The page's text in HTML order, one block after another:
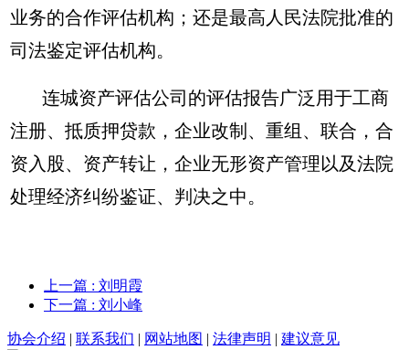
业务的合作评估机构；还是最高人民法院批准的
司法鉴定评估机构。
连城资产评估公司的评估报告广泛用于工商
注册、抵质押贷款，企业改制、重组、联合，合
资入股、资产转让，企业无形资产管理以及法院
处理经济纠纷鉴证、判决之中。
上一篇 : 刘明霞
下一篇 : 刘小峰
协会介绍 | 联系我们 | 网站地图 | 法律声明 | 建议意见